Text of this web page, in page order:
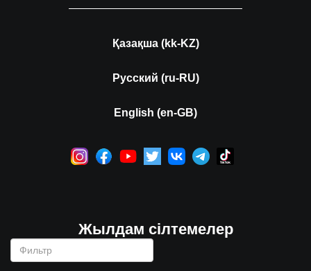
Қазақша (kk-KZ)
Русский (ru-RU)
English (en-GB)
Жылдам сілтемелер